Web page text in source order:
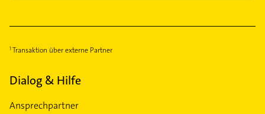
Transaktion über externe Partner
Dialog & Hilfe
Ansprechpartner